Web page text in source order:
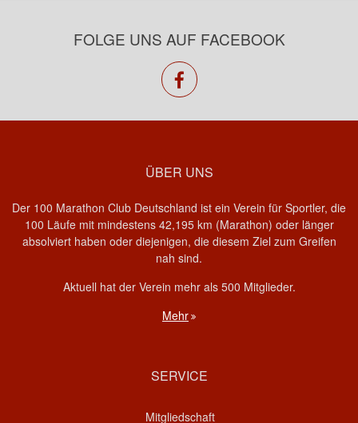
FOLGE UNS AUF FACEBOOK
facebook
ÜBER UNS
Der 100 Marathon Club Deutschland ist ein Verein für Sportler, die
100 Läufe mit mindestens 42,195 km (Marathon) oder länger
absolviert haben oder diejenigen, die diesem Ziel zum Greifen
nah sind.
Aktuell hat der Verein mehr als 500 Mitglieder.
Mehr
SERVICE
Mitgliedschaft